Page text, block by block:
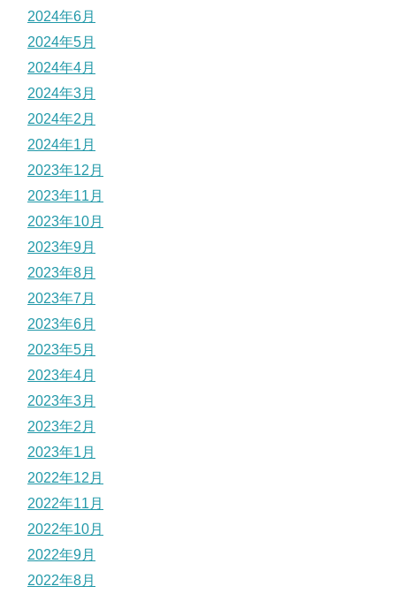
2024年6月
2024年5月
2024年4月
2024年3月
2024年2月
2024年1月
2023年12月
2023年11月
2023年10月
2023年9月
2023年8月
2023年7月
2023年6月
2023年5月
2023年4月
2023年3月
2023年2月
2023年1月
2022年12月
2022年11月
2022年10月
2022年9月
2022年8月